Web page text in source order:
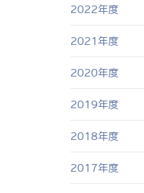
2022年度
2021年度
2020年度
2019年度
2018年度
2017年度